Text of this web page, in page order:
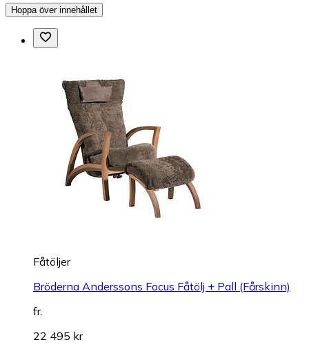
Hoppa över innehållet
Fåtöljer
Bröderna Anderssons Focus Fåtölj + Pall (Fårskinn)
fr.
22 495 kr